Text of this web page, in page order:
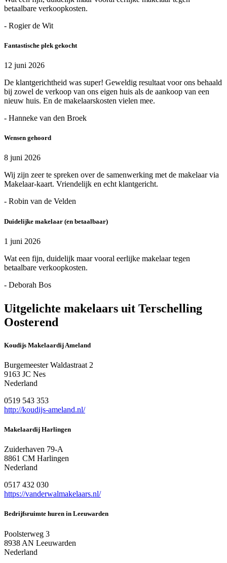
betaalbare verkoopkosten.
- Rogier de Wit
Fantastische plek gekocht
12 juni 2026
De klantgerichtheid was super! Geweldig resultaat voor ons behaald
bij zowel de verkoop van ons eigen huis als de aankoop van een
nieuw huis. En de makelaarskosten vielen mee.
- Hanneke van den Broek
Wensen gehoord
8 juni 2026
Wij zijn zeer te spreken over de samenwerking met de makelaar via
Makelaar-kaart. Vriendelijk en echt klantgericht.
- Robin van de Velden
Duidelijke makelaar (en betaalbaar)
1 juni 2026
Wat een fijn, duidelijk maar vooral eerlijke makelaar tegen
betaalbare verkoopkosten.
- Deborah Bos
Uitgelichte makelaars uit Terschelling
Oosterend
Koudijs Makelaardij Ameland
Burgemeester Waldastraat 2
9163 JC Nes
Nederland
0519 543 353
http://koudijs-ameland.nl/
Makelaardij Harlingen
Zuiderhaven 79-A
8861 CM Harlingen
Nederland
0517 432 030
https://vanderwalmakelaars.nl/
Bedrijfsruimte huren in Leeuwarden
Poolsterweg 3
8938 AN Leeuwarden
Nederland